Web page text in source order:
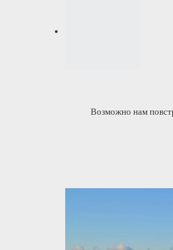
Возможно нам